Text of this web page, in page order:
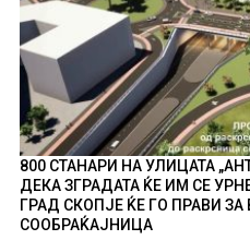
800 СТАНАРИ НА УЛИЦАТА
ДЕКА ЗГРАДАТА ЌЕ ИМ СЕ
ГРАД СКОПЈЕ ЌЕ ГО ПРАВИ
СООБРАЌАЈНИЦА